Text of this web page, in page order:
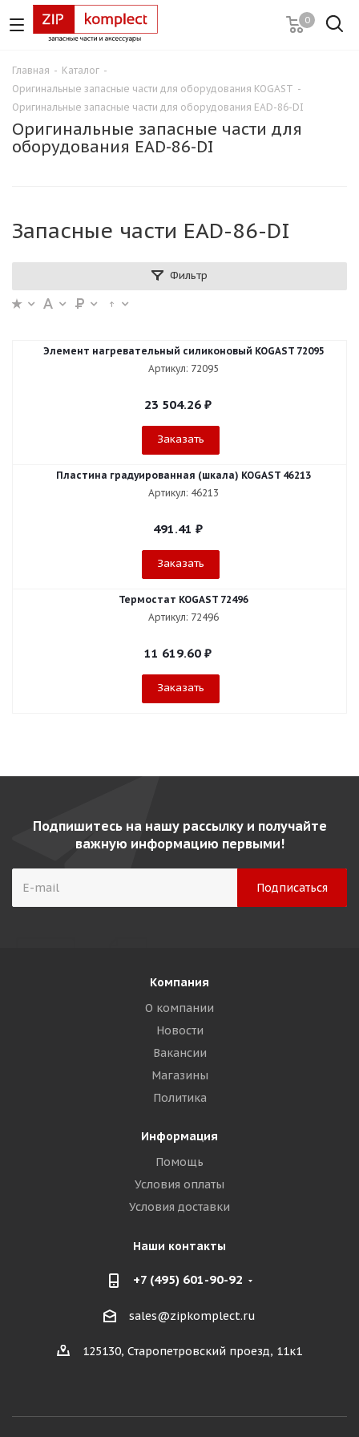
0
Главная - Каталог -
Оригинальные запасные части для оборудования KOGAST -
Оригинальные запасные части для оборудования EAD-86-DI
Оригинальные запасные части для
оборудования EAD-86-DI
Запасные части EAD-86-DI
Фильтр
Элемент нагревательный силиконовый KOGAST 72095
Артикул: 72095
23 504.26₽
Заказать
Пластина градуированная (шкала) KOGAST 46213
Артикул: 46213
491.41 ₽
Заказать
Термостат KOGAST 72496
Артикул: 72496
11 619.60₽
Заказать
Подпишитесь на нашу рассылку и получайте
важную информацию первыми!
Компания
О компании
Новости
Вакансии
Магазины
Политика
Информация
Помощь
Условия оплаты
Условия доставки
Наши контакты
+7 (495) 601-90-92
sales@zipkomplect.ru
125130, Старопетровский проезд, 11к1